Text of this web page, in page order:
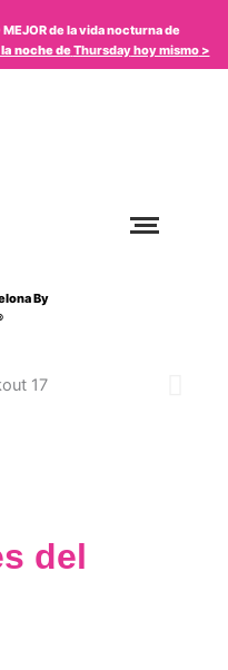
de la vida nocturna de
noche deThursdayhoy mismo>
By
del